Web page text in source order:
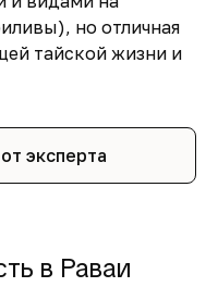
но отличная
тайской жизни и
эксперта
в Раваи